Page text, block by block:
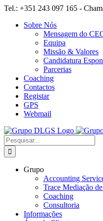
Skip
content
Tel.: +351 243 097 165 -
Sobre Nós
Mensagem do
Equipa
Missão & Valores
Candidatura
Parcerias
Coaching
Contactos
Registar
GPS
Webmail
Pesquisar
Grupo
Accounting
Trace Mediação
Coaching
Consultoria
Informações